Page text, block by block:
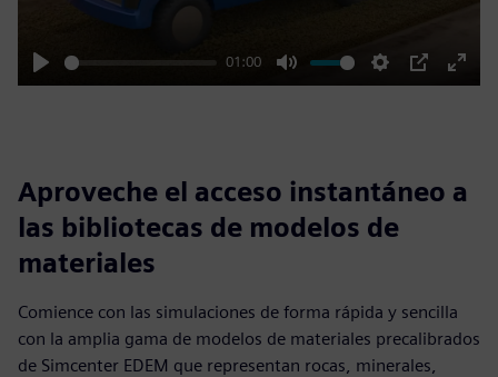
Play
01:00
Mute Settings
PIP
Enter
Aproveche el acceso instantáneo a
las bibliotecas de modelos de
materiales
Comience con las simulaciones de forma rápida y sencilla
con la amplia gama de modelos de materiales precalibrados
de Simcenter EDEM que representan rocas, minerales,